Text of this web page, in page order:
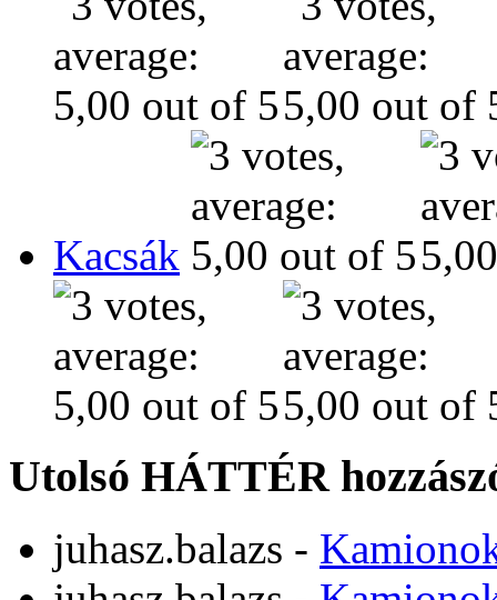
Kacsák
Utolsó HÁTTÉR
juhasz.balazs -